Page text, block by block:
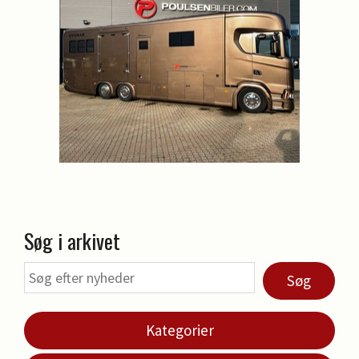
Søg i arkivet
Søg
Kategorier